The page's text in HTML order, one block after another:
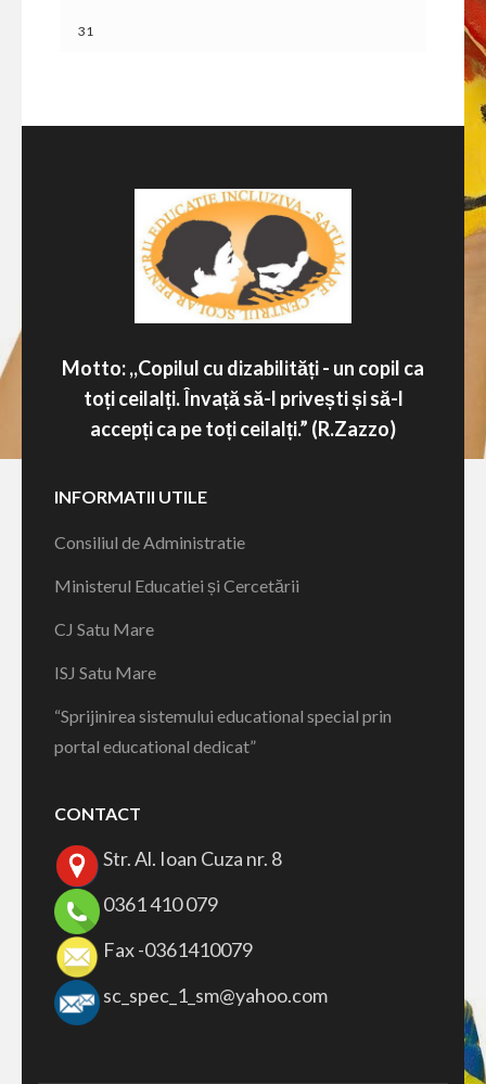
31
Motto: ,,Copilul cu dizabilități - un copil ca
toți ceilalți. Învață să-l privești și să-l
accepți ca pe toți ceilalți.” (R.Zazzo)
INFORMATII UTILE
Consiliul de Administratie
Ministerul Educatiei și Cercetării
CJ Satu Mare
ISJ Satu Mare
“Sprijinirea sistemului educational special prin
portal educational dedicat”
CONTACT
Str. Al. Ioan Cuza nr. 8
0361 410 079
Fax -0361410079
sc_spec_1_sm@yahoo.com